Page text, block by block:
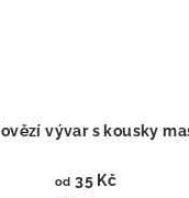
vývar s kousky
od 35 Kč